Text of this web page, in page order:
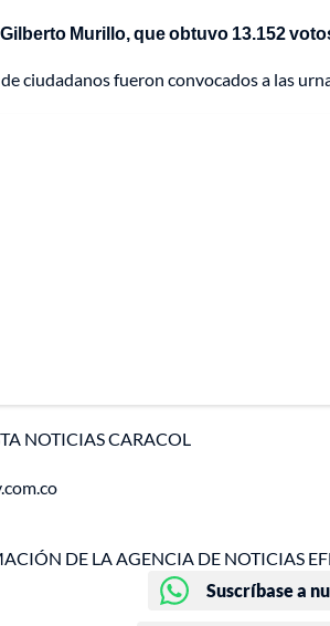
Murillo, que obtuvo 13.152
ciudadanos fueron convocados a las
NOTICIAS CARACOL
DE LA AGENCIA DE NOTICIAS
Suscríbase a